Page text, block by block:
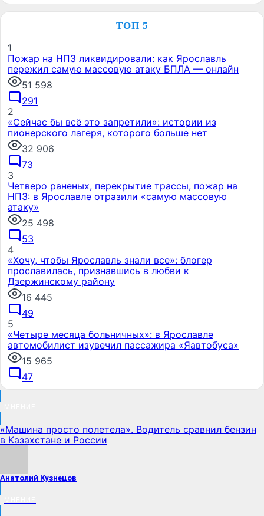
ТОП 5
1
Пожар на НПЗ ликвидировали: как Ярославль
пережил самую массовую атаку БПЛА — онлайн
51 598
291
2
«Сейчас бы всё это запретили»: истории из
пионерского лагеря, которого больше нет
32 906
73
3
Четверо раненых, перекрытие трассы, пожар на
НПЗ: в Ярославле отразили «самую массовую
атаку»
25 498
53
4
«Хочу, чтобы Ярославль знали все»: блогер
прославилась, признавшись в любви к
Дзержинскому району
16 445
49
5
«Четыре месяца больничных»: в Ярославле
автомобилист изувечил пассажира «Яавтобуса»
15 965
47
«Машина просто полетела». Водитель сравнил бензин
в Казахстане и России
Анатолий Кузнецов